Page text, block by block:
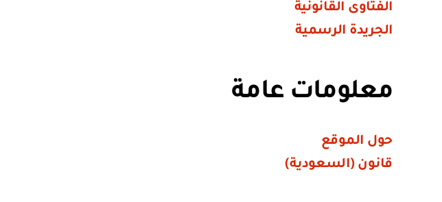
الفتاوى القانونية
الجريدة الرسمية
معلومات عامة
حول الموقع
قانون (السعودية)